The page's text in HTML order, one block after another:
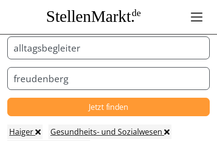
StellenMarkt.de
Jetzt finden
Haiger
Gesundheits- und Sozialwesen